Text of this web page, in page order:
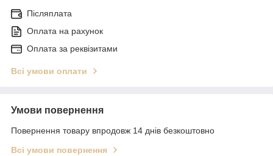
Післяплата
Оплата на рахунок
Оплата за реквізитами
Всі умови оплати
Умови повернення
Повернення товару впродовж 14 днів безкоштовно
Всі умови повернення